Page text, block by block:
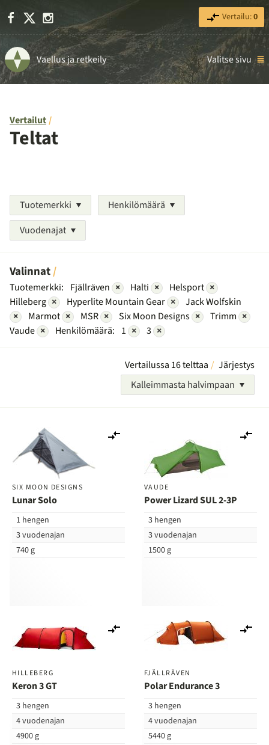
Facebook Instagram Vertailu:0
Vaellus ja retkeily Valitse sivu
Vertailut
Teltat
Tuotemerkki
Henkilömäärä
Vuodenajat
Valinnat
Tuotemerkki: Fjällräven × Halti × Helsport ×
Hilleberg × Hyperlite Mountain Gear ×
Jack Wolfskin
×
Marmot × MSR × Six Moon Designs × Trimm ×
Vaude × Henkilömäärä: 1 × 3 ×
Vertailussa 16 telttaa
Järjestys
Kalleimmasta halvimpaan
SIX MOON DESIGNS
Lunar Solo
1 hengen
3 vuodenajan
740 g
VAUDE
Power Lizard SUL 2-3P
3 hengen
3 vuodenajan
1500 g
HILLEBERG
Keron 3 GT
3 hengen
4 vuodenajan
4900 g
vertailuun
FJÄLLRÄVEN
Polar Endurance 3
3 hengen
4 vuodenajan
5440 g